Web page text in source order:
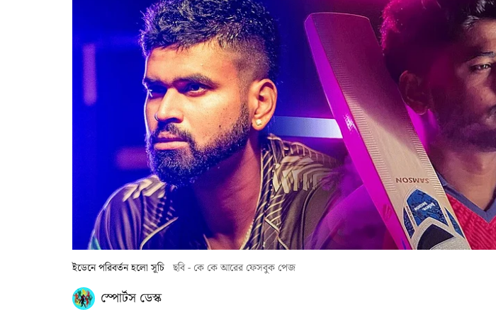
ইডেনে পরিবর্তন হলো সূচি ছবি - কে কে আরের ফেসবুক পেজ
স্পোর্টস ডেস্ক